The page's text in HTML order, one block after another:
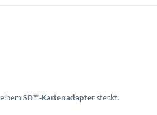
SD™-Kartenadapter steckt.